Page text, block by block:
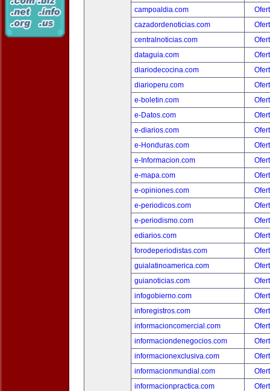
campoaldia.com
cazadordenoticias.com
centralnoticias.com
dataguia.com
diariodecocina.com
diarioperu.com
e-boletin.com
e-Datos.com
e-diarios.com
e-Honduras.com
e-Informacion.com
e-mapa.com
e-opiniones.com
e-periodicos.com
e-periodismo.com
ediarios.com
forodeperiodistas.com
guialatinoamerica.com
guianoticias.com
infogobierno.com
inforegistros.com
informacioncomercial.com
informaciondenegocios.com
informacionexclusiva.com
informacionmundial.com
informacionpractica.com